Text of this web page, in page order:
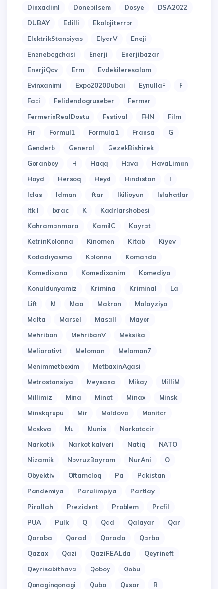
Dinxadiml
Donebilsem Dosye
DSA2022
DUBAY
Edilli
Ekolojiterror
ElektrikStansiyas
ElyarV
Eneji
Enenebogchasi
Enerji
Enerjibazar
EnerjiQov
Erm
Evdekileresalam
Evinxanimi
Expo2020Dubai EynullaF
F
Faci
Felidendogruxeber
Fermer
FermerinRealDostu
Festival FHN
Film
Fir
Formul1 Formula1 Fransa
G
Genderb
General
GezekBishirek
Goranboy
H Haqq Hava
HavaLiman
Hayd
Hersoq Heyd Hindistan
I
Iclas
Idman Iftar Ikilioyun
Islahatlar
Itkil
Ixrac K
Kadrlarshobesi
Kahramanmara
KamilC
Kayrat
KetrinKolonna
Kinomen Kitab
Kiyev
Kodadiyasma
Kolonna
Komando
Komedixana
Komedixanim
Komediya
Konuldunyamiz
Krimina Kriminal
La
Lift
M Maa Makron
Malayziya
Malta
Marsel Masall
Mayor
Mehriban
MehribanV
Meksika
Meliorativt
Meloman
Meloman7
Menimmetbexim
MetbaxinAgasi
Metrostansiya
Meyxana Mikay
MilliM
Millimiz
Mina Minat Minax
Minsk
Minskqrupu
Mir Moldova
Monitor
Moskva
Mu Munis
Narkotacir
Narkotik
Narkotikalveri Natiq
NATO
Nizamik
NovruzBayram NurAni
O
Obyektiv
Oftamoloq Pa
Pakistan
Pandemiya
Paralimpiya
Partlay
Pirallah
Prezident Problem
Profil
PUA
Pulk Q Qad Qalayar
Qar
Qaraba
Qarad Qarada
Qarba
Qazax
Qazi QaziREALda
Qeyrineft
Qeyrisabithava
Qoboy
Qobu
Qonaginqonagi
Quba Qusar R